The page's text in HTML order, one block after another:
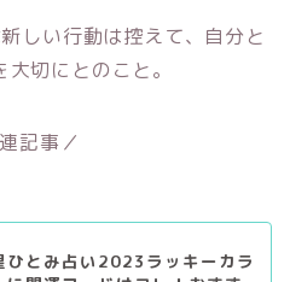
しい行動は控えて、自分と
切にとのこと。
記事／
ひとみ占い2023ラッキーカラ